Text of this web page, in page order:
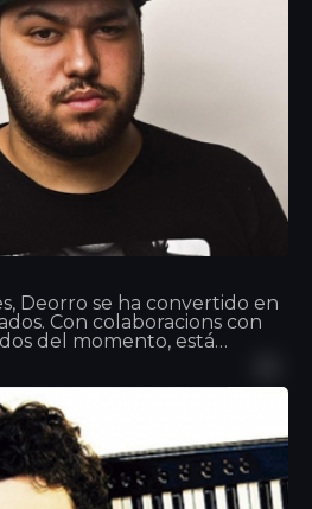
Deorro se ha convertido en
Con colaboracions con
del momento, está
eventos mundiales de
nos gustan sus visitas aquí,